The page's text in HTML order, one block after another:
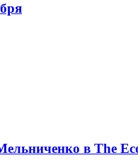
в The